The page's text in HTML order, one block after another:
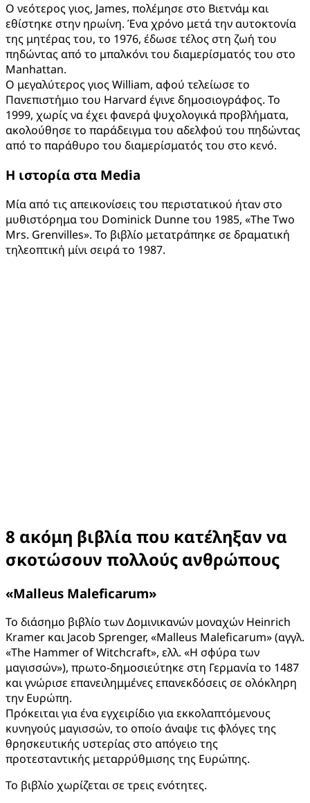
Ο νεότερος γιος, James, πολέμησε στο Βιετνάμ και
εθίστηκε στην ηρωίνη. Ένα χρόνο μετά την αυτοκτονία
της μητέρας του, το 1976, έδωσε τέλος στη ζωή του
πηδώντας από το μπαλκόνι του διαμερίσματός του στο
Manhattan.
Ο μεγαλύτερος γιος William, αφού τελείωσε το
Πανεπιστήμιο του Harvard έγινε δημοσιογράφος. Το
1999, χωρίς να έχει φανερά ψυχολογικά προβλήματα,
ακολούθησε το παράδειγμα του αδελφού του πηδώντας
από το παράθυρο του διαμερίσματός του στο κενό.
Η ιστορία στα Μedia
Μία από τις απεικονίσεις του περιστατικού ήταν στο
μυθιστόρημα του Dominick Dunne του 1985, «The Two
Mrs. Grenvilles». Το βιβλίο μετατράπηκε σε δραματική
τηλεοπτική μίνι σειρά το 1987.
8 ακόμη βιβλία που κατέληξαν να
σκοτώσουν πολλούς ανθρώπους
«Malleus Maleficarum»
Το διάσημο βιβλίο των Δομινικανών μοναχών Heinrich
Kramer και Jacob Sprenger, «Malleus Maleficarum» (αγγλ.
«The Hammer of Witchcraft», ελλ. «Η σφύρα των
μαγισσών»), πρωτο-δημοσιεύτηκε στη Γερμανία το 1487
και γνώρισε επανειλημμένες επανεκδόσεις σε ολόκληρη
την Ευρώπη.
Πρόκειται για ένα εγχειρίδιο για εκκολαπτόμενους
κυνηγούς μαγισσών, το οποίο άναψε τις φλόγες της
θρησκευτικής υστερίας στο απόγειο της
προτεσταντικής μεταρρύθμισης της Ευρώπης.
Το βιβλίο χωρίζεται σε τρεις ενότητες.